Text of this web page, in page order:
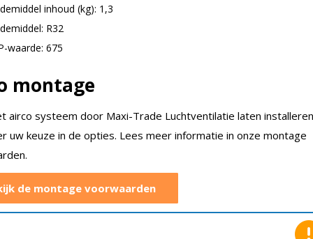
inhoud (kg): 1,3
R32
waarde: 675
montage
airco systeem door Maxi-Trade Luchtventilatie laten
uw keuze in de opties. Lees meer informatie in onze montage
de montage voorwaarden